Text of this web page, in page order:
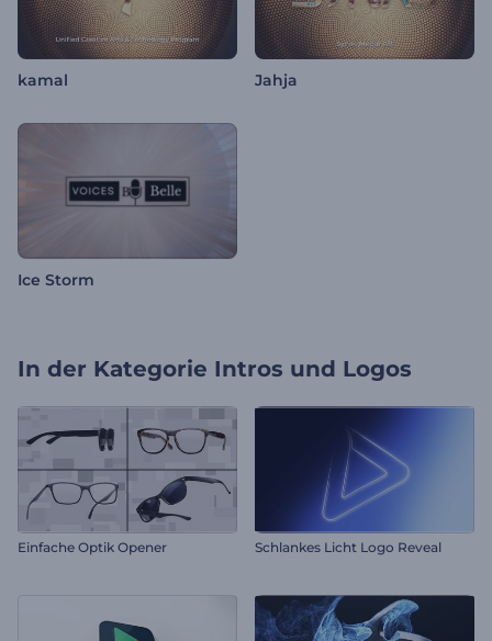
kamal Jahja
Ice Storm
In der Kategorie Intros und Logos
Einfache Optik Opener Schlankes Licht Logo Reveal